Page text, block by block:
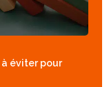
à éviter pour